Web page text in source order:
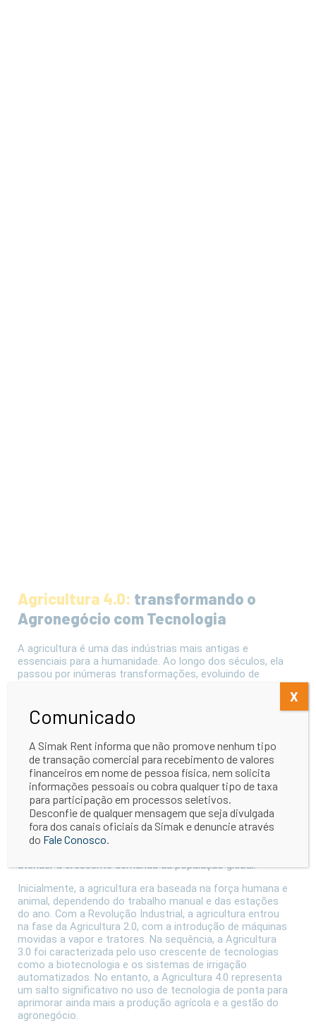
Agricultura 4.0: transformando o
Agronegócio com Tecnologia
A agricultura é uma das indústrias mais antigas e
essenciais para a humanidade. Ao longo dos séculos, ela
passou por inúmeras transformações, evoluindo de
recentes que está moldando o futuro do setor é a
Agricultura 4.0, que promete impulsionar o agronegócio a
Evolução da Agricultura
Para compreender a Agricultura 4.0, é importante
observar a evolução histórica da agricultura. As suas
fases são marcadas por avanços tecnológicos que
atender à crescente demanda da população global.
Inicialmente, a agricultura era baseada na força humana e
animal, dependendo do trabalho manual e das estações
do ano. Com a Revolução Industrial, a agricultura entrou
na fase da Agricultura 2.0, com a introdução de máquinas
movidas a vapor e tratores. Na sequência, a Agricultura
3.0 foi caracterizada pelo uso crescente de tecnologias
como a biotecnologia e os sistemas de irrigação
automatizados. No entanto, a Agricultura 4.0 representa
um salto significativo no uso de tecnologia de ponta para
aprimorar ainda mais a produção agrícola e a gestão do
agronegócio.
Comunicado
A Simak Rent informa que não promove nenhum tipo
de transação comercial para recebimento de valores
financeiros em nome de pessoa física, nem solicita
informações pessoais ou cobra qualquer tipo de taxa
para participação em processos seletivos.
Desconfie de qualquer mensagem que seja divulgada
fora dos canais oficiais da Simak e denuncie através
do Fale Conosco
X